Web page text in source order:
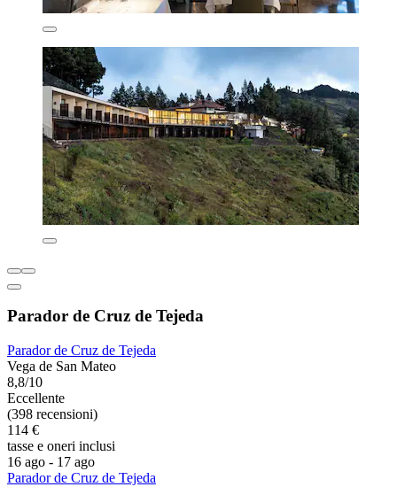
Parador de Cruz de Tejeda
Parador de Cruz de Tejeda
Vega de San Mateo
8,8/10
Eccellente
(398 recensioni)
114 €
tasse e oneri inclusi
16 ago - 17 ago
Parador de Cruz de Tejeda